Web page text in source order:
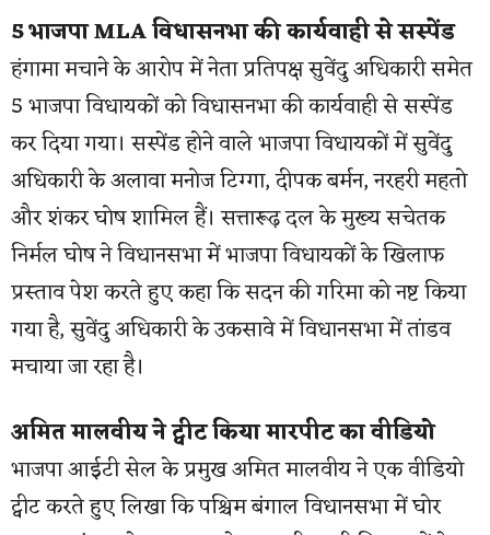
5 भाजपा MLA विधासनभा की कार्यवाही से सस्पेंड
हंगामा मचाने के आरोप में नेता प्रतिपक्ष सुवेंदु अधिकारी समेत
5 भाजपा विधायकों को विधासनभा की कार्यवाही से सस्पेंड
कर दिया गया। सस्पेंड होने वाले भाजपा विधायकों में सुवेंदु
अधिकारी के अलावा मनोज टिग्गा, दीपक बर्मन, नरहरी महतो
और शंकर घोष शामिल हैं। सत्तारूढ़ दल के मुख्य सचेतक
निर्मल घोष ने विधानसभा में भाजपा विधायकों के खिलाफ
प्रस्ताव पेश करते हुए कहा कि सदन की गरिमा को नष्ट किया
गया है, सुवेंदु अधिकारी के उकसावे में विधानसभा में तांडव
मचाया जा रहा है।
अमित मालवीय ने ट्वीट किया मारपीट का वीडियो
भाजपा आईटी सेल के प्रमुख अमित मालवीय ने एक वीडियो
ट्वीट करते हुए लिखा कि पश्चिम बंगाल विधानसभा में घोर